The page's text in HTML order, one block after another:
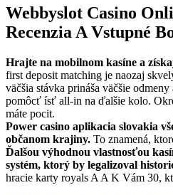
Webbyslot Сasino
Recenzia A Vstupné
Hrajte na mobilnom kasíne a
first deposit matching je naozaj
väčšia stávka prináša väčšie
pomôcť ísť all-in na ďalšie kolo.
máte pocit.
Power casino aplikacia slovakia
občanom krajiny. To znamená,
Ďalšou výhodnou vlastnosťou
systém, ktorý by legalizoval
hracie karty royals A A K Vám 30,